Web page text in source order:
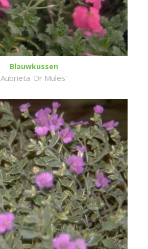
Blauwkussen
Aubrieta 'Dr Mules'